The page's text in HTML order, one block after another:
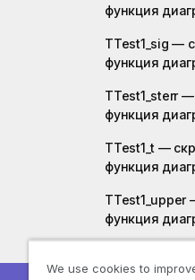
функция
TTest1_sig —
функция
TTest1_sterr
функция
TTest1_t —
функция
TTest1_upper
функция
функция
We use cookies to